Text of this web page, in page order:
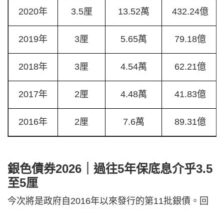
2020年 3.5厘 13.52萬 432.24億
2019年 3厘 5.65萬 79.18億
2018年 3厘 4.54萬 62.21億
2017年 2厘 4.48萬 41.83億
2016年 2厘 7.6萬 89.31億
銀色債券2026｜過往5年保底息介乎3.5
至5厘
今次將是政府自2016年以來發行的第11批銀債。回